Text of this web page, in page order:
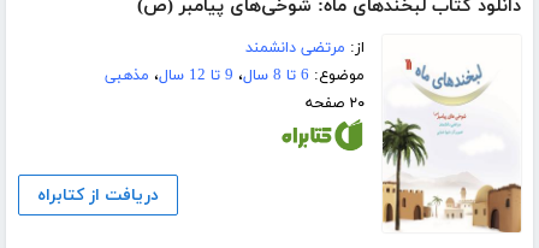
دانلود کتاب لبخندهای ماه: شوخی‌های پیامبر (ص)
از: مرتضی دانشمند
موضوع: 6 تا 8 سال ، 9 تا 12 سال ، مذهبی
۲۰ صفحه
دریافت از کتابراه